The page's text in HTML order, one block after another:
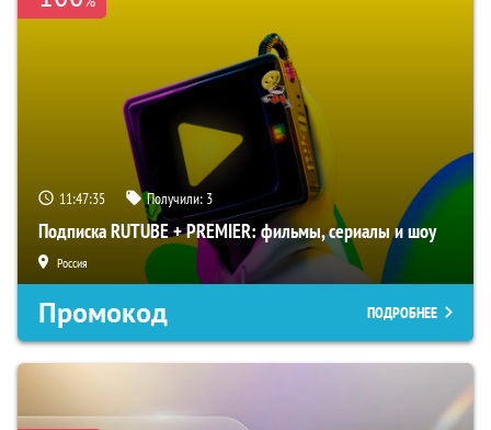
11:47:35 Получили: 3
Подписка RUTUBE + PREMIER: фильмы, сериалы и шоу
Россия
Промокод ПОДРОБНЕЕ